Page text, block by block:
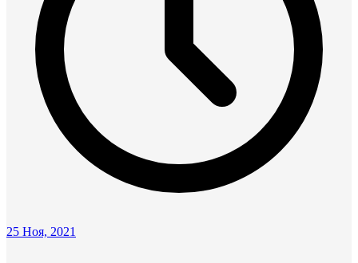
25 Ноя, 2021